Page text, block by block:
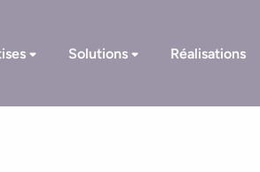
Solutions Réalisations